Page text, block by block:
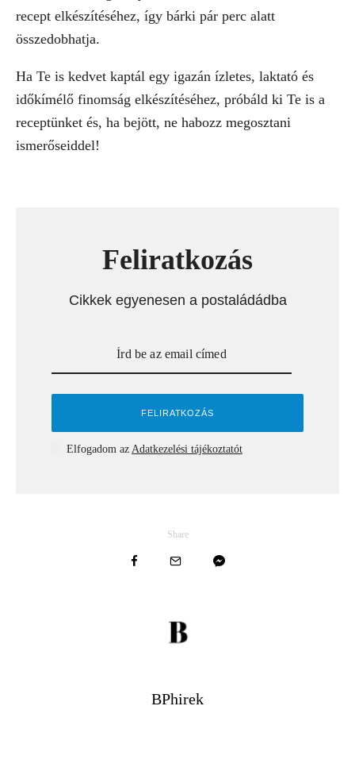
recept elkészítéséhez, így bárki pár perc alatt
összedobhatja.
Ha Te is kedvet kaptál egy igazán ízletes, laktató és
időkímélő finomság elkészítéséhez, próbáld ki Te is a
receptünket és, ha bejött, ne habozz megosztani
ismerőseiddel!
Feliratkozás
Cikkek egyenesen a postaládádba
Elfogadom az Adatkezelési tájékoztatót
Share
BPhirek